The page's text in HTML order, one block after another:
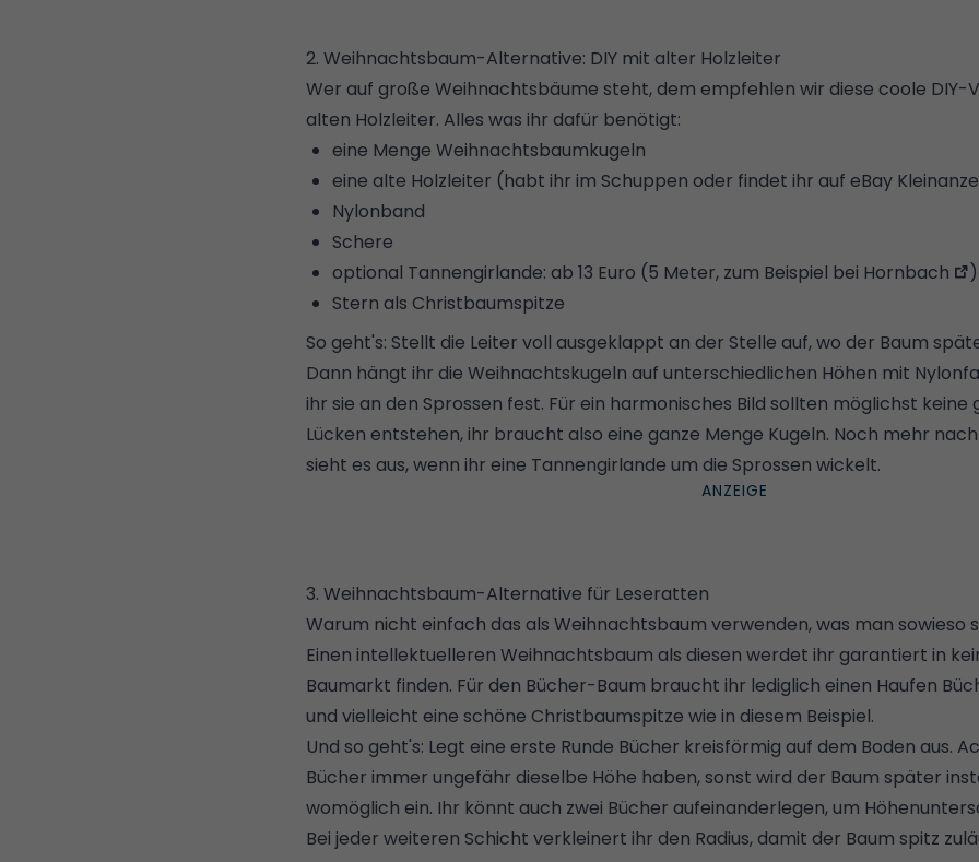
2. Weihnachtsbaum-Alternative: DIY mit alter Holzleiter
Wer auf große Weihnachtsbäume steht, dem empfehlen wir diese coole DIY-
alten Holzleiter. Alles was ihr dafür benötigt:
eine Menge Weihnachtsbaumkugeln
eine alte Holzleiter (habt ihr im Schuppen oder findet ihr auf eBay
Nylonband
Schere
optional Tannengirlande: ab 13 Euro (5 Meter, zum Beispiel bei Hornbach
)
Stern als Christbaumspitze
So geht's: Stellt die Leiter voll ausgeklappt an der Stelle auf, wo der Baum
Dann hängt ihr die Weihnachtskugeln auf unterschiedlichen Höhen mit
ihr sie an den Sprossen fest. Für ein harmonisches Bild sollten möglichst
Lücken entstehen, ihr braucht also eine ganze Menge Kugeln. Noch mehr
sieht es aus, wenn ihr eine Tannengirlande um die Sprossen wickelt.
3. Weihnachtsbaum-Alternative für Leseratten
Warum nicht einfach das als Weihnachtsbaum verwenden, was man sowieso
Einen intellektuelleren Weihnachtsbaum als diesen werdet ihr garantiert in
Baumarkt finden. Für den Bücher-Baum braucht ihr lediglich einen Haufen
und vielleicht eine schöne Christbaumspitze wie in diesem Beispiel.
Und so geht's: Legt eine erste Runde Bücher kreisförmig auf dem Boden aus.
Bücher immer ungefähr dieselbe Höhe haben, sonst wird der Baum später
womöglich ein. Ihr könnt auch zwei Bücher aufeinanderlegen, um
Bei jeder weiteren Schicht verkleinert ihr den Radius, damit der Baum spitz